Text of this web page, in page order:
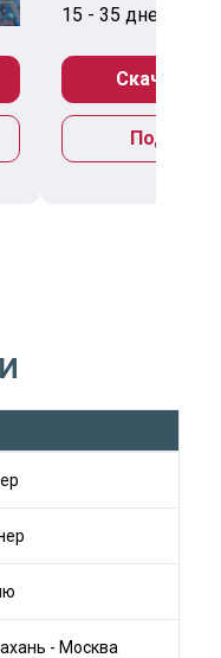
15 - 35 дней
Скачать
- Москва